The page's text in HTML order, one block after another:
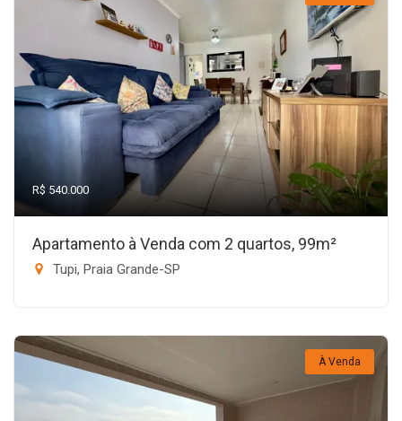
R$ 540.000
Apartamento à Venda com 2 quartos, 99m²
Tupi, Praia Grande-SP
À Venda